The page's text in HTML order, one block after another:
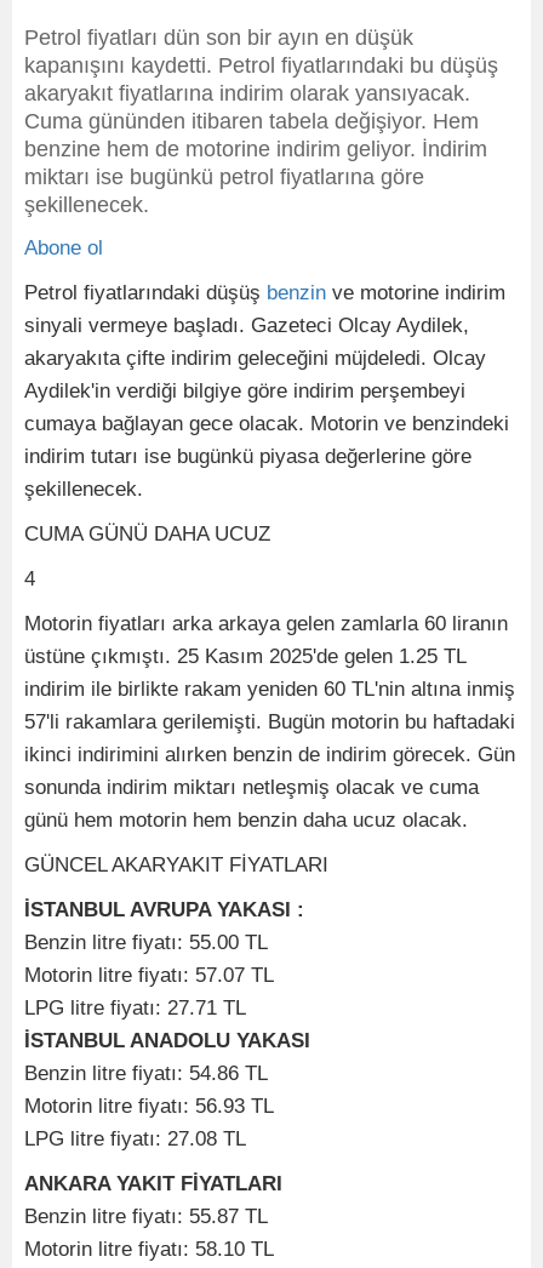
Petrol fiyatları dün son bir ayın en düşük
kapanışını kaydetti. Petrol fiyatlarındaki bu düşüş
akaryakıt fiyatlarına indirim olarak yansıyacak.
Cuma gününden itibaren tabela değişiyor. Hem
benzine hem de motorine indirim geliyor. İndirim
miktarı ise bugünkü petrol fiyatlarına göre
şekillenecek.
Abone ol
Petrol fiyatlarındaki düşüş benzin ve motorine indirim
sinyali vermeye başladı. Gazeteci Olcay Aydilek,
akaryakıta çifte indirim geleceğini müjdeledi. Olcay
Aydilek'in verdiği bilgiye göre indirim perşembeyi
cumaya bağlayan gece olacak. Motorin ve benzindeki
indirim tutarı ise bugünkü piyasa değerlerine göre
şekillenecek.
CUMA GÜNÜ DAHA UCUZ
4
Motorin fiyatları arka arkaya gelen zamlarla 60 liranın
üstüne çıkmıştı. 25 Kasım 2025'de gelen 1.25 TL
indirim ile birlikte rakam yeniden 60 TL'nin altına inmiş
57'li rakamlara gerilemişti. Bugün motorin bu haftadaki
ikinci indirimini alırken benzin de indirim görecek. Gün
sonunda indirim miktarı netleşmiş olacak ve cuma
günü hem motorin hem benzin daha ucuz olacak.
GÜNCEL AKARYAKIT FİYATLARI
İSTANBUL AVRUPA YAKASI :
Benzin litre fiyatı: 55.00 TL
Motorin litre fiyatı: 57.07 TL
LPG litre fiyatı: 27.71 TL
İSTANBUL ANADOLU YAKASI
Benzin litre fiyatı: 54.86 TL
Motorin litre fiyatı: 56.93 TL
LPG litre fiyatı: 27.08 TL
ANKARA YAKIT FİYATLARI
Benzin litre fiyatı: 55.87 TL
Motorin litre fiyatı: 58.10 TL